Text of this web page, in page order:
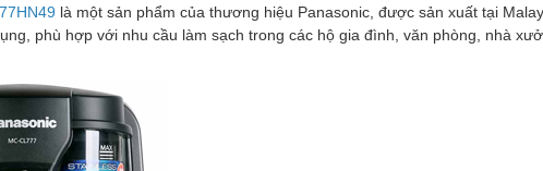
là một sản phẩm của thương hiệu Panasonic, được sản xuất tại
phù hợp với nhu cầu làm sạch trong các hộ gia đình, văn phòng, nhà